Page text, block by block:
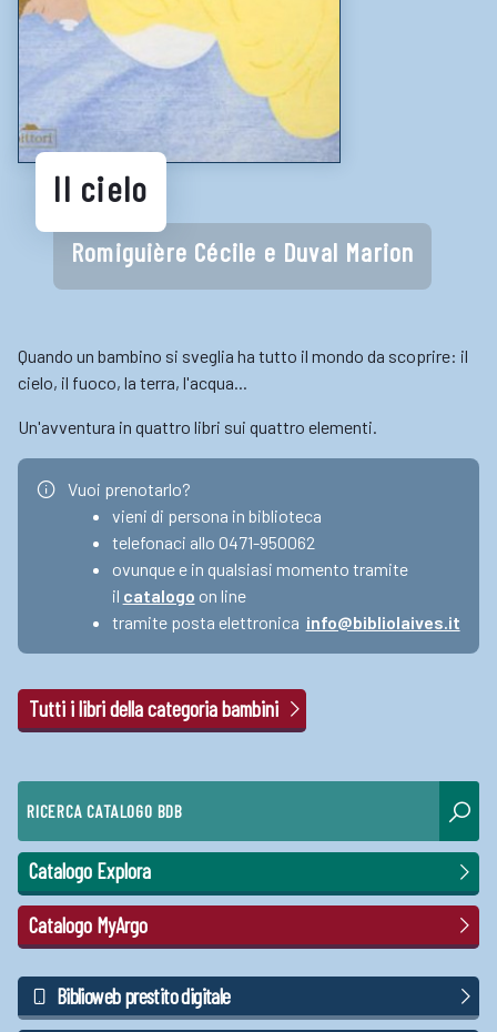
LINK UTILI
Biblioteche e cataloghi online
Consigli per la lettura
Biblioteche digitali
Enti
Il cielo
Romiguière Cécile e Duval Marion
Quando un bambino si sveglia ha tutto il mondo da scoprire: il
cielo, il fuoco, la terra, l'acqua...
Un'avventura in quattro libri sui quattro elementi.
Vuoi prenotarlo?
vieni di persona in biblioteca
telefonaci allo 0471-950062
ovunque e in qualsiasi momento tramite
il catalogo on line
tramite posta elettronica info@bibliolaives.it
Tutti i libri della categoria bambini
RICERCA CATALOGO BDB
Catalogo Explora
Catalogo MyArgo
Biblioweb prestito digitale